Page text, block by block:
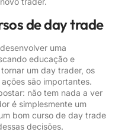
de day trade
uma
educação e
um day trader, os
são importantes.
não tem nada a ver
é simplesmente um
bom curso de day trade
decisões.